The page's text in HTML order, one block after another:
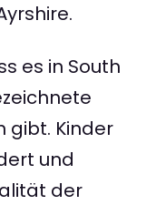
es in South
gibt. Kinder
und
der